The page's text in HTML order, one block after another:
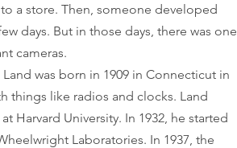
a store. Then, someone developed
days. But in those days, there was one
cameras.
was born in 1909 in Connecticut in
things like radios and clocks. Land
Harvard University. In 1932, he started
Laboratories. In 1937, the